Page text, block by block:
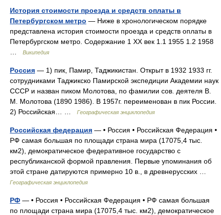
История стоимости проезда и средств оплаты в
Петербургском метро — Ниже в хронологическом порядке
представлена история стоимости проезда и средств оплаты в
Петербургском метро. Содержание 1 XX век 1.1 1955 1.2 1958
Википедия
Россия — 1) пик, Памир, Таджикистан. Открыт в 1932 1933 гг.
сотрудниками Таджикско Памирской экспедиции Академии наук
СССР и назван пиком Молотова, по фамилии сов. деятеля В.
М. Молотова (1890 1986). В 1957г. переименован в пик России.
2) Российская… …
Географическая энциклопедия
Российская федерация — • Россия • Российская Федерация •
РФ самая большая по площади страна мира (17075,4 тыс.
км2), демократическое федеративное государство с
республиканской формой правления. Первые упоминания об
этой стране датируются примерно 10 в., в древнерусских …
Географическая энциклопедия
РФ — • Россия • Российская Федерация • РФ самая большая
по площади страна мира (17075,4 тыс. км2), демократическое